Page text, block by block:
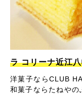
ラ コリーナ近江
洋菓子ならCLUB
和菓子ならたねやの